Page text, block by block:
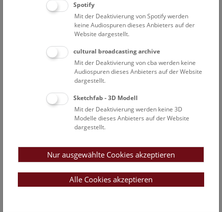
Schenkungen, Sammlungsreisen und Ankäufe nur mehr
einen wesentlich geringeren Umfang erreichen, als während
der Blütezeit des Hauses im 19.Jahrhundert.
Kustoden der Vogelsammlung: Josef NATTERER sen. (bis
1823), Josef NATTERER jun. (bis 1851), Johann Jakob HECKEL
(bis 1857), August v. PELZELN (bis 1888), Ludwig LORENZ v.
LIBURNAU (bis 1915), Moriz SASSI (bis 1940), Günther
NIETHAMMER (bis 1946) Moriz SASSI (bis 1949), Gerth
ROKITANSKY (bis 1972), Herbert SCHIFTER (bis 1994), Ernst
BAUERNFEIND (bis 2011), Anita GAMAUF (seit 2011).
Kaisers und wurden 1765 von Kaiserin MARIA THERESIA
dem Staate übergeben. Schon 1821 gab es Öffnungszeiten
für das Publikum. Jeden Samstag war die so genannte
"Brasilianische Sammlung" für die Wiener Bevölkerung
Spotify
Mit der Deaktivierung von Spotify werden
keine Audiospuren dieses Anbieters auf der
Website dargestellt.
cultural broadcasting archive
Mit der Deaktivierung von cba werden keine
Audiospuren dieses Anbieters auf der Website
dargestellt.
Sketchfab - 3D Modell
Mit der Deaktivierung werden keine 3D
Modelle dieses Anbieters auf der Website
dargestellt.
Nur ausgewählte Cookies akzeptieren
Alle Cookies akzeptieren